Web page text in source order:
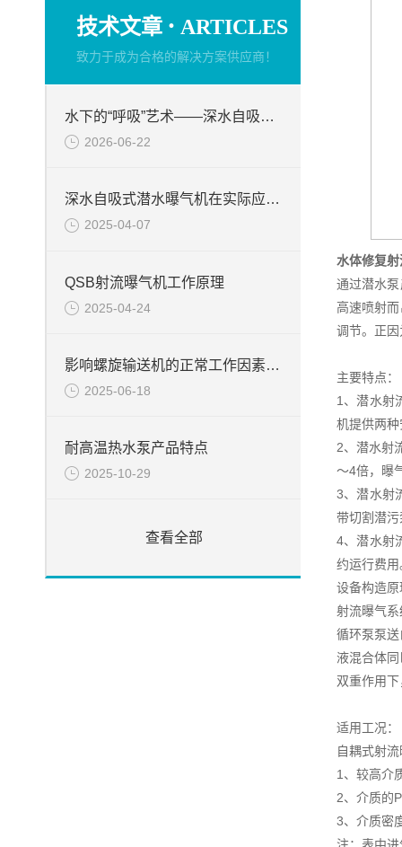
技术文章 · ARTICLES
致力于成为合格的解决方案供应商！
水下的“呼吸”艺术——深水自吸式潜水曝气机的技术原理与核心优势
2026-06-22
深水自吸式潜水曝气机在实际应用场景中的性能优势
2025-04-07
QSB射流曝气机工作原理
2025-04-24
影响螺旋输送机的正常工作因素分析
2025-06-18
耐高温热水泵产品特点
2025-10-29
查看全部
水体修复
通过潜水
高速喷射
调节。正
主要特点：
1、潜水射
机提供两
2、潜水射
～4倍，曝
3、潜水射
带切割潜
4、潜水射
约运行费用
设备构造原
射流曝气
循环泵泵
液混合体
双重作用
适用工况：
自耦式射
1、较高介
2、介质的
3、介质密